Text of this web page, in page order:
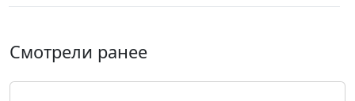
Смотрели ранее